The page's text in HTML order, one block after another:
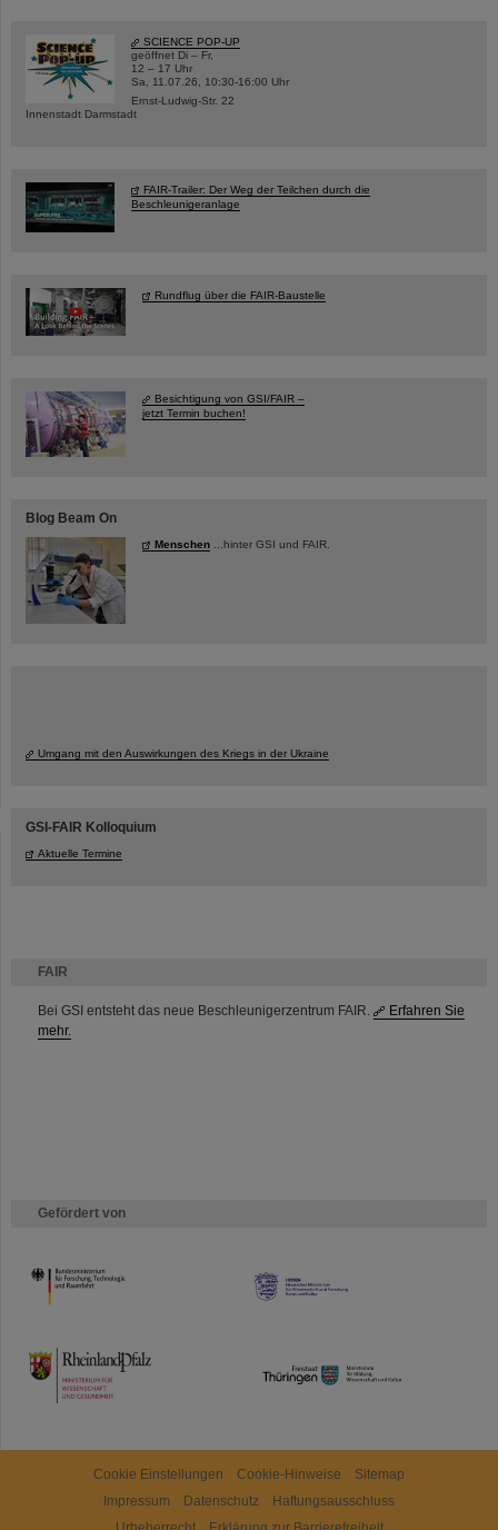
FAIR
Bei GSI entsteht das neue Beschleunigerzentrum FAIR.
Erfahren Sie
mehr.
Gefördert von
HMWK
TMWWDG
SCIENCE POP-UP
geöffnet Di – Fr,
12 – 17 Uhr
Sa, 11.07.26, 10:30-16:00 Uhr
Ernst-Ludwig-Str. 22
Innenstadt Darmstadt
FAIR-Trailer: Der Weg der Teilchen durch die
Beschleunigeranlage
Rundflug über die FAIR-Baustelle
Besichtigung von GSI/FAIR –
jetzt Termin buchen!
Blog Beam On
Menschen ...hinter GSI und FAIR.
Umgang mit den Auswirkungen des Kriegs in der Ukraine
GSI-FAIR Kolloquium
Aktuelle Termine
Cookie Einstellungen Cookie-Hinweise
Sitemap
Impressum
Datenschutz
Haftungsausschluss